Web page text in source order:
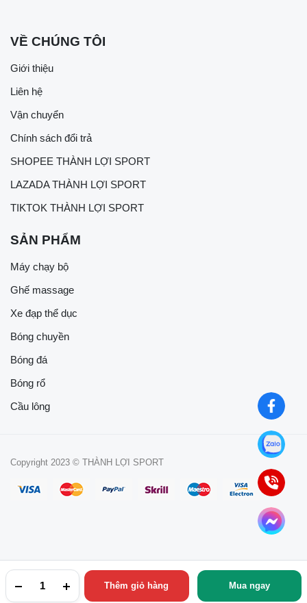
Thêm giỏ hàng Mua ngay
VỀ CHÚNG TÔI
Giới thiệu
Liên hệ
Vận chuyển
Chính sách đổi trả
SHOPEE THÀNH LỢI SPORT
LAZADA THÀNH LỢI SPORT
TIKTOK THÀNH LỢI SPORT
SẢN PHẨM
Máy chạy bộ
Ghế massage
Xe đạp thể dục
Bóng chuyền
Bóng đá
Bóng rổ
Cầu lông
Copyright 2023 © THÀNH LỢI SPORT
TRANG CHỦ TÌM KIẾM YÊU THÍCH TÀI KHOẢN NGÀNH HÀNG